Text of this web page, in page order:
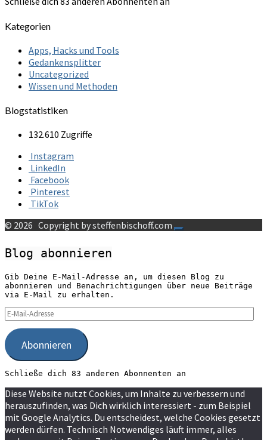
Kategorien
Apps, Hacks und Tools
Gedankensplitter
Uncategorized
Wissen und Methoden
Blogstatistiken
132.610 Zugriffe
Instagram
LinkedIn
Facebook
Pinterest
TikTok
© 2026 Copyright by steffenbischoff.com
Blog abonnieren
Gib Deine E-Mail-Adresse an, um diesen Blog zu
abonnieren und Benachrichtigungen über neue Beiträge
via E-Mail zu erhalten.
E-
Mail-
Adresse
Abonnieren
Schließe dich 83 anderen Abonnenten an
Diese Website nutzt Cookies, um Inhalte zu verbessern und
herauszufinden, was Dich wirklich interessiert - zum Beispiel
mit Google Analytics. Du entscheidest, welche Cookies gesetzt
werden dürfen. Technisch Notwendiges läuft immer, alles